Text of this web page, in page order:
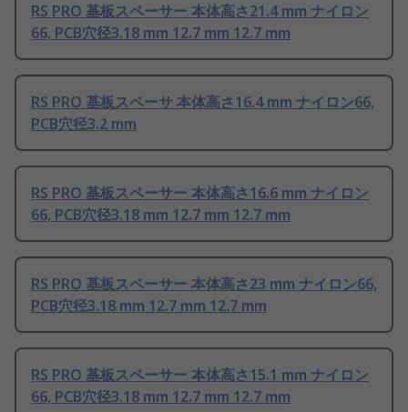
RS PRO 基板スペーサー 本体高さ21.4 mm ナイロン
66, PCB穴径3.18 mm 12.7 mm 12.7 mm
RS PRO 基板スペーサ 本体高さ16.4 mm ナイロン66,
PCB穴径3.2 mm
RS PRO 基板スペーサー 本体高さ16.6 mm ナイロン
66, PCB穴径3.18 mm 12.7 mm 12.7 mm
RS PRO 基板スペーサー 本体高さ23 mm ナイロン66,
PCB穴径3.18 mm 12.7 mm 12.7 mm
RS PRO 基板スペーサー 本体高さ15.1 mm ナイロン
66, PCB穴径3.18 mm 12.7 mm 12.7 mm